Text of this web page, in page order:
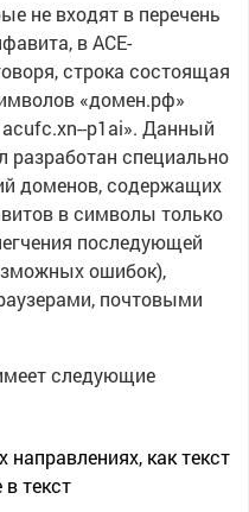
не входят в перечень
в ACE-
строка состоящая
«домен.рф»
p1ai». Данный
разработан специально
доменов, содержащих
в символы только
последующей
ошибок),
почтовыми
следующие
направлениях, как текст
в текст